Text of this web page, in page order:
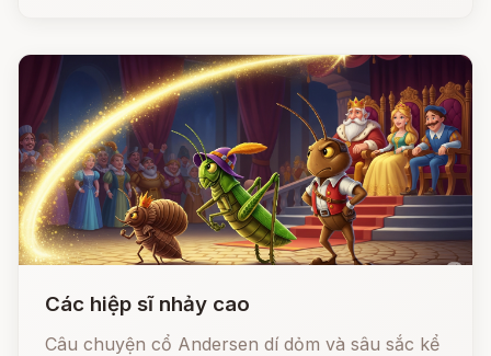
chăm sóc mình, mà còn tìm cách báo đáp bằng
cả tấm lòng. Một câu chuyện khiến ai nghe
cũng phải lặng người vì sự trung thành, vì tấm
lòng biết ơn và vì tính nhân văn sâu sắc mà dân
gian Việt Nam để lại.
Các hiệp sĩ nhảy cao
Câu chuyện cổ Andersen dí dỏm và sâu sắc kể